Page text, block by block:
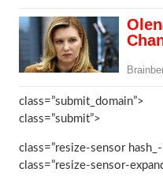
class=”submit_domain”>
class=”submit”>
class=”resize-sensor
class=”resize-sensor-